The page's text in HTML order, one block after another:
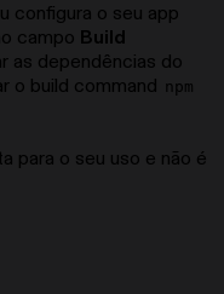
configura o seu app
campo Build
as dependências do
o build command npm
para o seu uso e não é